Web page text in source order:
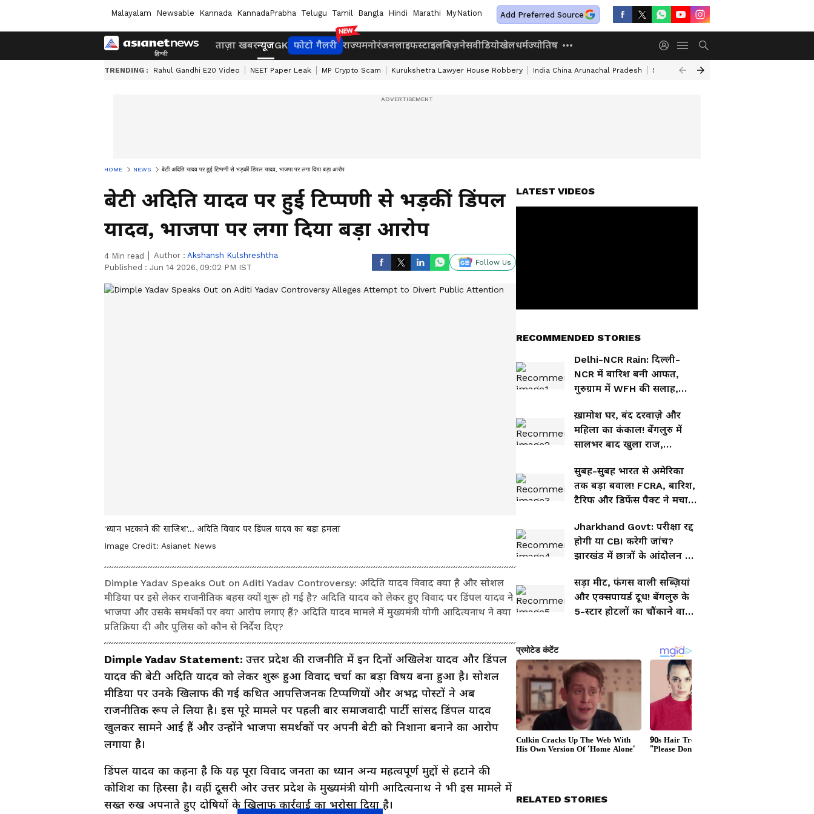
Malayalam Newsable Kannada KannadaPrabha Telugu Tamil Bangla Hindi Marathi MyNation Add Preferred Source
ताज़ा खबरन्यूजGK फोटो गैलरी राज्यमनोरंजनलाइफस्टाइलबिज़नेसवीडियोखेलधर्मज्योतिष
TRENDING : Rahul Gandhi E20 Video NEET Paper Leak MP Crypto Scam Kurukshetra Lawyer House Robbery India China Arunachal Pradesh Saudi Turkey Pakistan Defense Pact
HOME NEWS बेटी अदिति यादव पर हुई टिप्पणी से भड़कीं डिंपल यादव, भाजपा पर लगा दिया बड़ा आरोप
बेटी अदिति यादव पर हुई टिप्पणी से भड़कीं डिंपल
यादव, भाजपा पर लगा दिया बड़ा आरोप
4 Min read Author : Akshansh Kulshreshtha
Published : Jun 14 2026, 09:02 PM IST
Follow Us
'ध्यान भटकाने की साजिश'... अदिति विवाद पर डिंपल यादव का बड़ा हमला
Image Credit: Asianet News
Dimple Yadav Speaks Out on Aditi Yadav Controversy: अदिति यादव विवाद क्या है और सोशल
मीडिया पर इसे लेकर राजनीतिक बहस क्यों शुरू हो गई है? अदिति यादव को लेकर हुए विवाद पर डिंपल यादव ने
भाजपा और उसके समर्थकों पर क्या आरोप लगाए हैं? अदिति यादव मामले में मुख्यमंत्री योगी आदित्यनाथ ने क्या
प्रतिक्रिया दी और पुलिस को कौन से निर्देश दिए?
Dimple Yadav Statement: उत्तर प्रदेश की राजनीति में इन दिनों अखिलेश यादव और डिंपल
यादव की बेटी अदिति यादव को लेकर शुरू हुआ विवाद चर्चा का बड़ा विषय बना हुआ है। सोशल
मीडिया पर उनके खिलाफ की गई कथित आपत्तिजनक टिप्पणियों और अभद्र पोस्टों ने अब
राजनीतिक रूप ले लिया है। इस पूरे मामले पर पहली बार समाजवादी पार्टी सांसद डिंपल यादव
खुलकर सामने आई हैं और उन्होंने भाजपा समर्थकों पर अपनी बेटी को निशाना बनाने का आरोप
लगाया है।
डिंपल यादव का कहना है कि यह पूरा विवाद जनता का ध्यान अन्य महत्वपूर्ण मुद्दों से हटाने की
कोशिश का हिस्सा है। वहीं दूसरी ओर उत्तर प्रदेश के मुख्यमंत्री योगी आदित्यनाथ ने भी इस मामले में
सख्त रुख अपनाते हुए दोषियों के खिलाफ कार्रवाई का भरोसा दिया है।
LATEST VIDEOS
RECOMMENDED STORIES
Delhi-NCR Rain: दिल्ली-
NCR में बारिश बनी आफत,
गुरुग्राम में WFH की सलाह,
ख़ामोश घर, बंद दरवाज़े और
महिला का कंकाल! बेंगलुरु में
सालभर बाद खुला राज,
सुबह-सुबह भारत से अमेरिका
तक बड़ा बवाल! FCRA, बारिश,
टैरिफ और डिफेंस पैक्ट ने मचाई
Jharkhand Govt: परीक्षा रद्द
होगी या CBI करेगी जांच?
झारखंड में छात्रों के आंदोलन के
सड़ा मीट, फंगस वाली सब्ज़ियां
और एक्सपायर्ड दूध! बेंगलुरु के
5-स्टार होटलों का चौंकाने वाला
RELATED STORIES